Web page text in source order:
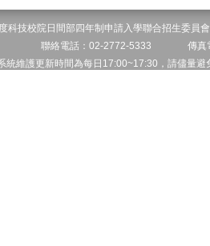
科技校院日間部四年制申請入學聯合招生委
聯絡電話：02-2772-5333 傳
統維護更新時間為每日17:00~17:30，請儘量